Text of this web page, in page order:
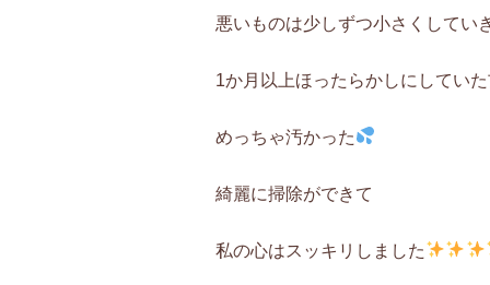
悪いものは少しずつ小さくしてい
1か月以上ほったらかしにしてい
めっちゃ汚かった
綺麗に掃除ができて
私の心はスッキリしました